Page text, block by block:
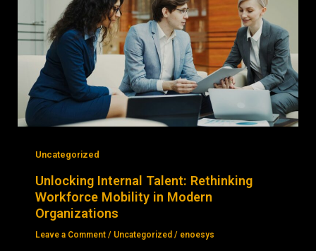
Uncategorized
Unlocking Internal Talent: Rethinking
Workforce Mobility in Modern
Organizations
Leave a Comment / Uncategorized / enoesys